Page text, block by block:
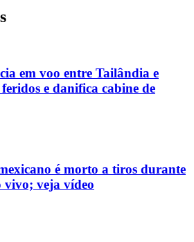
em voo entre Tailândia e
e danifica cabine de
é morto a tiros durante
vivo; veja vídeo